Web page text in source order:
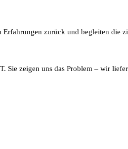
zurück und begleiten die
Sie zeigen uns das Problem – wir